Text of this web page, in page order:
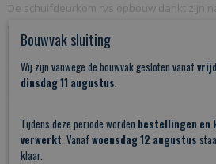
De schuifdeurkom rvs opbouw dankt zijn
waarop de kom gemonteerd wordt: vlak
dus zonder inkeping. U hoeft maar één
montage is al geregeld. Hoe eenvoudig
schuifdeurkom dankzij het gebruik van rvs
daardoor een lange levensduur.
schuifdeurkom ook buiten toegepast kan
Bouwvak sluiting
Wij zijn vanwege de bouwvak gesloten vanaf
dinsdag 11 augustus.
Tijdens deze periode worden bestellingen en
verwerkt. Vanaf woensdag 12 augustus
klaar.